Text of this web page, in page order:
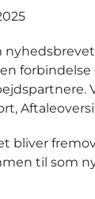
bliver
til som